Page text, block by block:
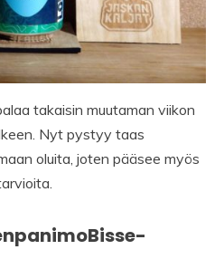
takaisin muutaman viikon
Nyt pystyy taas
oluita, joten pääsee myös